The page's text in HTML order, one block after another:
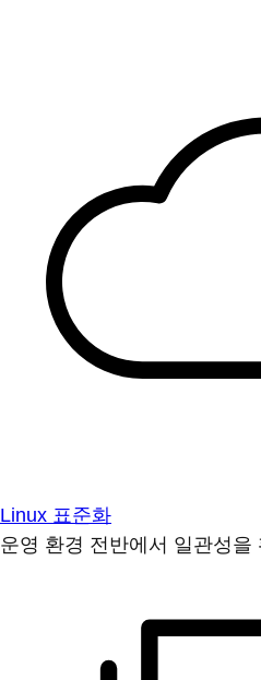
Linux 표준화
운영 환경 전반에서 일관성을